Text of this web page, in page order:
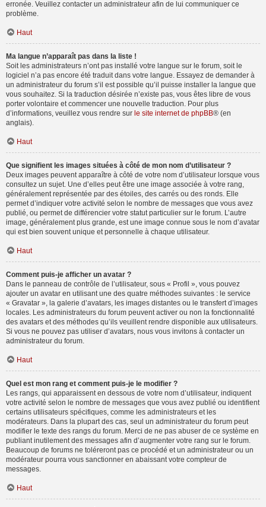
erronée. Veuillez contacter un administrateur afin de lui communiquer ce
problème.
Haut
Ma langue n’apparaît pas dans la liste !
Soit les administrateurs n’ont pas installé votre langue sur le forum, soit le
logiciel n’a pas encore été traduit dans votre langue. Essayez de demander à
un administrateur du forum s’il est possible qu’il puisse installer la langue que
vous souhaitez. Si la traduction désirée n’existe pas, vous êtes libre de vous
porter volontaire et commencer une nouvelle traduction. Pour plus
d’informations, veuillez vous rendre sur le site internet de phpBB® (en
anglais).
Haut
Que signifient les images situées à côté de mon nom d’utilisateur ?
Deux images peuvent apparaître à côté de votre nom d’utilisateur lorsque vous
consultez un sujet. Une d’elles peut être une image associée à votre rang,
généralement représentée par des étoiles, des carrés ou des ronds. Elle
permet d’indiquer votre activité selon le nombre de messages que vous avez
publié, ou permet de différencier votre statut particulier sur le forum. L’autre
image, généralement plus grande, est une image connue sous le nom d’avatar
qui est bien souvent unique et personnelle à chaque utilisateur.
Haut
Comment puis-je afficher un avatar ?
Dans le panneau de contrôle de l’utilisateur, sous « Profil », vous pouvez
ajouter un avatar en utilisant une des quatre méthodes suivantes : le service
« Gravatar », la galerie d’avatars, les images distantes ou le transfert d’images
locales. Les administrateurs du forum peuvent activer ou non la fonctionnalité
des avatars et des méthodes qu’ils veuillent rendre disponible aux utilisateurs.
Si vous ne pouvez pas utiliser d’avatars, nous vous invitons à contacter un
administrateur du forum.
Haut
Quel est mon rang et comment puis-je le modifier ?
Les rangs, qui apparaissent en dessous de votre nom d’utilisateur, indiquent
votre activité selon le nombre de messages que vous avez publié ou identifient
certains utilisateurs spécifiques, comme les administrateurs et les
modérateurs. Dans la plupart des cas, seul un administrateur du forum peut
modifier le texte des rangs du forum. Merci de ne pas abuser de ce système en
publiant inutilement des messages afin d’augmenter votre rang sur le forum.
Beaucoup de forums ne toléreront pas ce procédé et un administrateur ou un
modérateur pourra vous sanctionner en abaissant votre compteur de
messages.
Haut